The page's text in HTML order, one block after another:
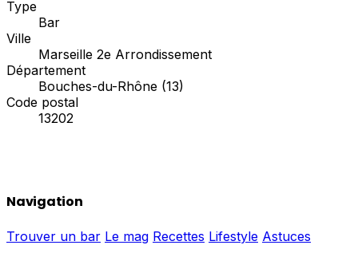
Type
Bar
Ville
Marseille 2e Arrondissement
Département
Bouches-du-Rhône (13)
Code postal
13202
Navigation
Trouver un bar Le mag Recettes Lifestyle Astuces